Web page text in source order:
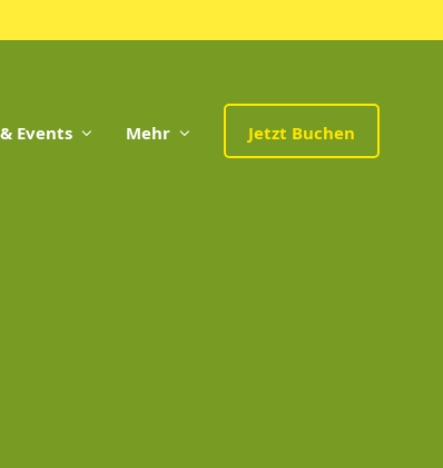
Events Mehr Jetzt Buchen